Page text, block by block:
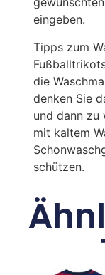
eingeben.
Tipps zum
die
denken Sie
und dann zu
mit kaltem
schützen.